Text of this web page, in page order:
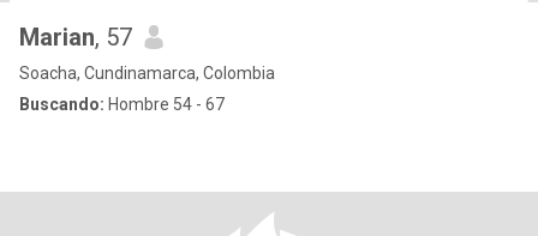
Marian, 57
Soacha, Cundinamarca, Colombia
Buscando: Hombre 54 - 67